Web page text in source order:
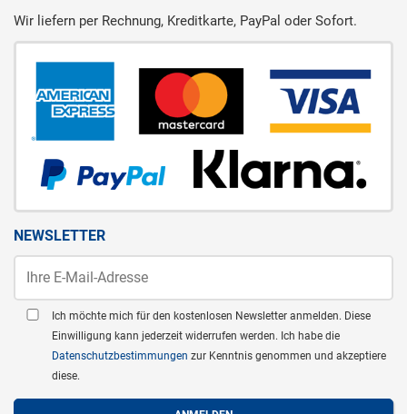
Wir liefern per Rechnung, Kreditkarte, PayPal oder Sofort.
NEWSLETTER
Ich möchte mich für den kostenlosen Newsletter anmelden. Diese
Einwilligung kann jederzeit widerrufen werden. Ich habe die
Datenschutzbestimmungen zur Kenntnis genommen und akzeptiere
diese.